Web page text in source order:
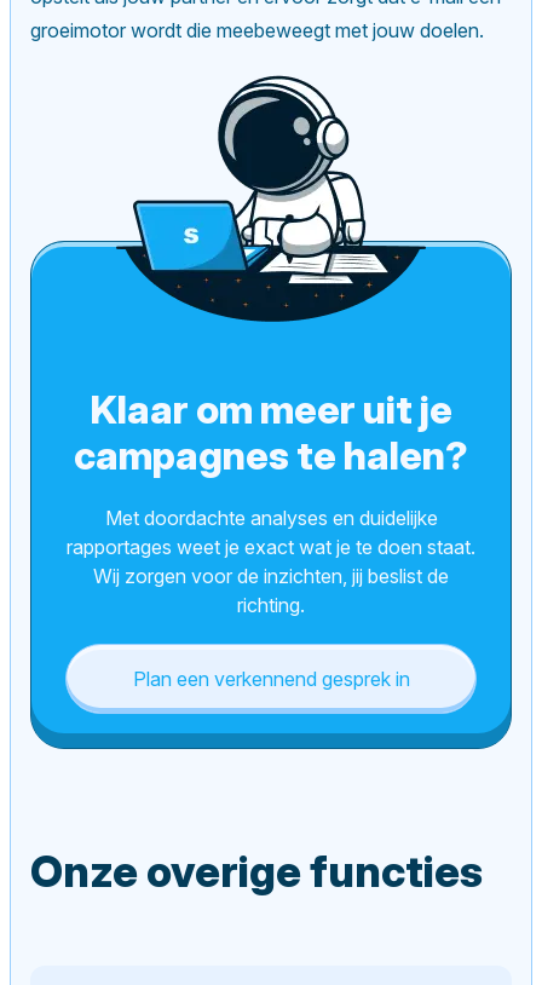
groeimotor wordt die meebeweegt met jouw doelen.
Klaar om meer uit je
campagnes te halen?
Met doordachte analyses en duidelijke
rapportages weet je exact wat je te doen staat.
Wij zorgen voor de inzichten, jij beslist de
richting.
Plan een verkennend gesprek in
Onze overige functies